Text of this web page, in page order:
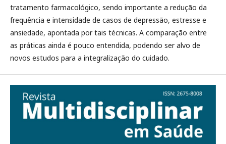
tratamento farmacológico, sendo importante a redução da
frequência e intensidade de casos de depressão, estresse e
ansiedade, apontada por tais técnicas. A comparação entre
as práticas ainda é pouco entendida, podendo ser alvo de
novos estudos para a integralização do cuidado.